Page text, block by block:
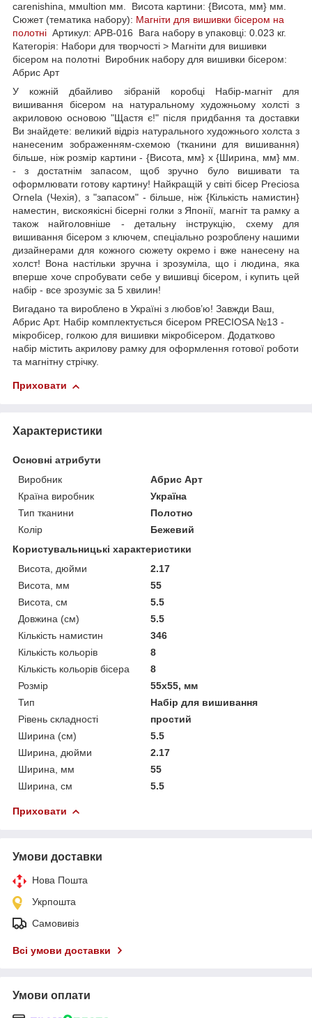
carenishina, ммultion мм. Висота картини: {Висота, мм} мм.
Сюжет (тематика набору): Магніти для вишивки бісером на
полотні Артикул: APB-016 Вага набору в упаковці: 0.023 кг.
Категорія: Набори для творчості > Магніти для вишивки
бісером на полотні Виробник набору для вишивки бісером:
Абрис Арт
У кожній дбайливо зібраній коробці Набір-магніт для
вишивання бісером на натуральному художньому холсті з
акриловою основою "Щастя є!" після придбання та доставки
Ви знайдете: великий відріз натурального художнього холста з
нанесеним зображенням-схемою (тканини для вишивання)
більше, ніж розмір картини - {Висота, мм} х {Ширина, мм} мм.
- з достатнім запасом, щоб зручно було вишивати та
оформлювати готову картину! Найкращій у світі бісер Preciosa
Ornela (Чехія), з "запасом" - більше, ніж {Кількість намистин}
наместин, вискоякісні бісерні голки з Японії, магніт та рамку а
також найголовніше - детальну інструкцію, схему для
вишивання бісером з ключем, спеціально розроблену нашими
дизайнерами для кожного сюжету окремо і вже нанесену на
холст! Вона настільки зручна і зрозуміла, що і людина, яка
вперше хоче спробувати себе у вишивці бісером, і купить цей
набір - все зрозуміє за 5 хвилин!
Вигадано та вироблено в Україні з любов’ю! Завжди Ваш,
Абрис Арт. Набір комплектується бісером PRECIOSA №13 -
мікробісер, голкою для вишивки мікробісером. Додатково
набір містить акрилову рамку для оформлення готової роботи
та магнітну стрічку.
Приховати
Характеристики
Основні атрибути
Виробник
Абрис Арт
Країна виробник
Україна
Тип тканини
Полотно
Колір
Бежевий
Користувальницькі характеристики
Висота, дюйми
2.17
Висота, мм
55
Висота, см
5.5
Довжина (см)
5.5
Кількість намистин
346
Кількість кольорів
8
Кількість кольорів бісера
8
Розмір
55x55, мм
Тип
Набір для вишивання
Рівень складності
простий
Ширина (см)
5.5
Ширина, дюйми
2.17
Ширина, мм
55
Ширина, см
5.5
Приховати
Умови доставки
Нова Пошта
Укрпошта
Самовивіз
Всі умови доставки
Умови оплати